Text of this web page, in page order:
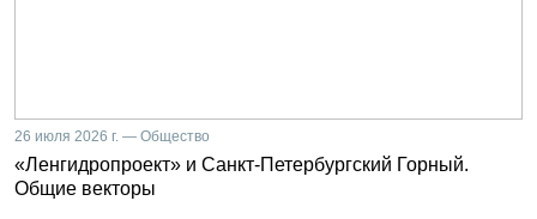
26 июля 2026 г. — Общество
«Ленгидропроект» и Санкт-Петербургский Горный.
Общие векторы